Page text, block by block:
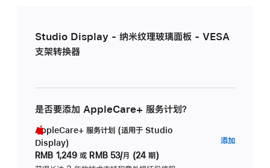
Studio Display - 纳米纹理玻璃面板 - VESA
支架转换器
是否要添加 AppleCare+ 服务计划？
AppleCare+ 服务计划 (适用于 Studio
Display)
RMB 1,249 或 RMB 53/月 (24 期)
添加